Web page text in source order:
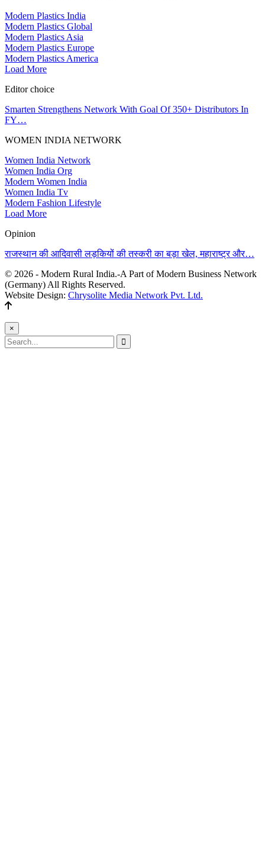
Modern Plastics India
Modern Plastics Global
Modern Plastics Asia
Modern Plastics Europe
Modern Plastics America
Load More
Editor choice
Smarten Strengthens Network With Goal Of 350+ Distributors In
FY…
WOMEN INDIA NETWORK
Women India Network
Women India Org
Modern Women India
Women India Tv
Modern Fashion Lifestyle
Load More
Opinion
राजस्थान की आदिवासी लड़कियों की तस्करी का बड़ा खेल, महाराष्ट्र और…
© 2026 - Modern Rural India.-A Part of Modern Business Network
(Germany) All Rights Reserved.
Website Design: Chrysolite Media Network Pvt. Ltd.
×